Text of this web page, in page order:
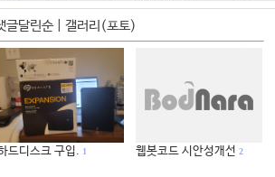
글달린순| 갤러리(포토)
드디스크 구입. 1 웹봇코드 시안성개선 2